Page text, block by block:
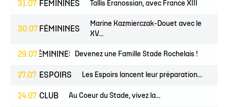
31.07 FÉMININES Tallis Eranossian, avec France XIII
30.07 FÉMININES
Marine Kazmierczak-Douet avec le
XV...
29.07
FÉMININES CLUB
Devenez une Famille Stade Rochelais !
27.07 ESPOIRS Les Espoirs lancent leur préparation...
24.07 CLUB Au Coeur du Stade, vivez la...